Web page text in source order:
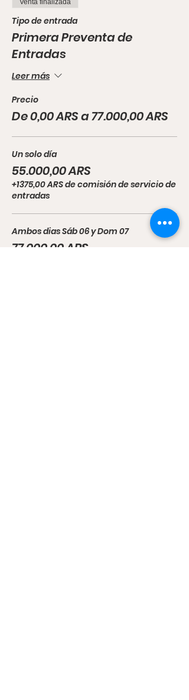
Tipo de entrada
Primera Preventa de
Entradas
Leer más
Precio
De 0,00 ARS a 77.000,00 ARS
Un solo día
55.000,00 ARS
+1375,00 ARS de comisión de servicio de
entradas
Ambos dias Sáb 06 y Dom 07
77.000,00 ARS